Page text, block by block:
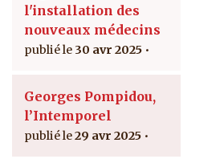
l'installation des
nouveaux médecins
30 avr 2025
Georges Pompidou,
l’Intemporel
29 avr 2025